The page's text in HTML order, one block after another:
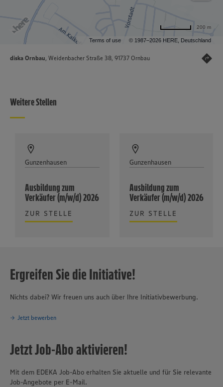
Terms of use © 1987–2026 HERE, Deutschland
200 m
diska Ornbau, Weidenbacher Straße 38, 91737 Ornbau
Weitere Stellen
Gunzenhausen
Ausbildung zum
Verkäufer (m/w/d) 2026
ZUR STELLE
Gunzenhausen
Ausbildung zum
Verkäufer (m/w/d) 2026
ZUR STELLE
Ergreifen Sie die Initiative!
Nichts dabei? Wir freuen uns auch über Ihre Initiativbewerbung.
Jetzt bewerben
Jetzt Job-Abo aktivieren!
Mit dem EDEKA Job-Abo erhalten Sie aktuelle und für Sie relevante
Job-Angebote per E-Mail.